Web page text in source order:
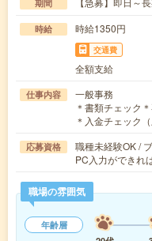
期間
時給 時給1350円
交通費
全額支給
仕事内容
一般事務
＊書類チェック
＊入金チェック
応募資格
職種未経験OK /
PC入力ができれ
職場の雰囲気
年齢層